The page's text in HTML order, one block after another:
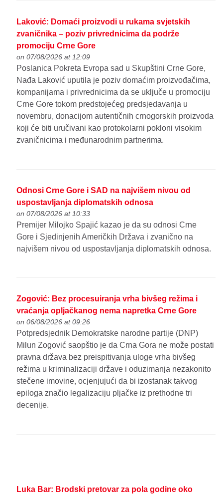
Laković: Domaći proizvodi u rukama svjetskih
zvaničnika – poziv privrednicima da podrže
promociju Crne Gore
on 07/08/2026 at 12:09
Poslanica Pokreta Evropa sad u Skupštini Crne Gore,
Nađa Laković uputila je poziv domaćim proizvođačima,
kompanijama i privrednicima da se uključe u promociju
Crne Gore tokom predstojećeg predsjedavanja u
novembru, donacijom autentičnih crnogorskih proizvoda
koji će biti uručivani kao protokolarni pokloni visokim
zvaničnicima i međunarodnim partnerima.
Odnosi Crne Gore i SAD na najvišem nivou od
uspostavljanja diplomatskih odnosa
on 07/08/2026 at 10:33
Premijer Milojko Spajić kazao je da su odnosi Crne
Gore i Sjedinjenih Američkih Država i zvanično na
najvišem nivou od uspostavljanja diplomatskih odnosa.
Zogović: Bez procesuiranja vrha bivšeg režima i
vraćanja opljačkanog nema napretka Crne Gore
on 06/08/2026 at 09:26
Potpredsjednik Demokratske narodne partije (DNP)
Milun Zogović saopštio je da Crna Gora ne može postati
pravna država bez preispitivanja uloge vrha bivšeg
režima u kriminalizaciji države i oduzimanja nezakonito
stečene imovine, ocjenjujući da bi izostanak takvog
epiloga značio legalizaciju pljačke iz prethodne tri
decenije.
Luka Bar: Brodski pretovar za pola godine oko